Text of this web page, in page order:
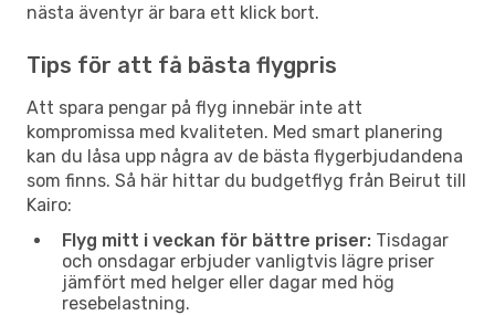
nästa äventyr är bara ett klick bort.
Tips för att få bästa flygpris
Att spara pengar på flyg innebär inte att
kompromissa med kvaliteten. Med smart planering
kan du låsa upp några av de bästa flygerbjudandena
som finns. Så här hittar du budgetflyg från Beirut till
Kairo:
Flyg mitt i veckan för bättre priser: Tisdagar
och onsdagar erbjuder vanligtvis lägre priser
jämfört med helger eller dagar med hög
resebelastning.